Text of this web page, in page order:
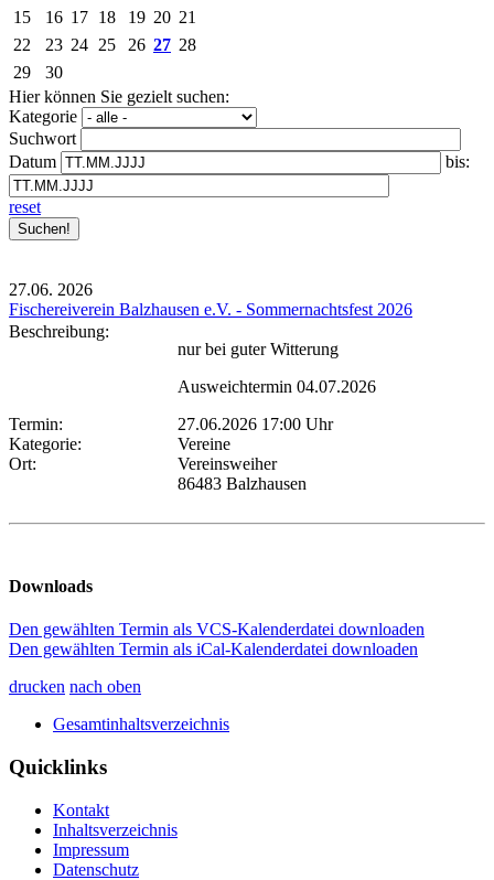
15
16 17 18 19 20 21
22
23 24 25 26 27 28
29
30
Hier können Sie gezielt suchen:
Kategorie
Suchwort
Datum
bis:
reset
27.06. 2026
Fischereiverein Balzhausen e.V. - Sommernachtsfest 2026
Beschreibung:
nur bei guter Witterung
Ausweichtermin 04.07.2026
Termin:
27.06.2026 17:00 Uhr
Kategorie:
Vereine
Ort:
Vereinsweiher
86483 Balzhausen
Downloads
Den gewählten Termin als VCS-Kalenderdatei downloaden
Den gewählten Termin als iCal-Kalenderdatei downloaden
drucken nach oben
Gesamtinhaltsverzeichnis
Quicklinks
Kontakt
Inhaltsverzeichnis
Impressum
Datenschutz